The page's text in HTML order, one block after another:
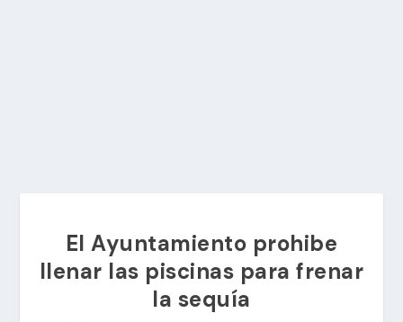
El Ayuntamiento prohibe
llenar las piscinas para frenar
la sequía